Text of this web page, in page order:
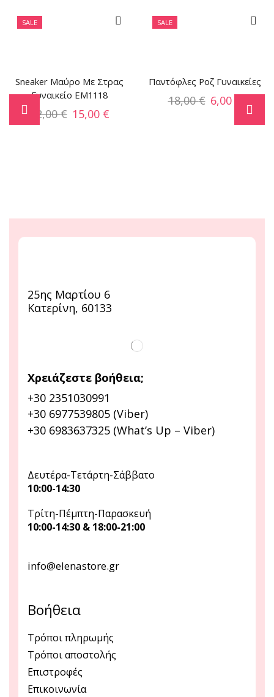
SALE
Sneaker Μαύρο Με Στρας
Γυναικείο EM1118
22,00€ 15,00 €
SALE
Παντόφλες Ροζ Γυναικείες
18,00€ 6,00
25ης Μαρτίου 6
Κατερίνη, 60133
Χρειάζεστε βοήθεια;
+30 2351030991
+30 6977539805 (Viber)
+30 6983637325 (What’s Up – Viber)
Δευτέρα-Τετάρτη-Σάββατο
10:00-14:30
Τρίτη-Πέμπτη-Παρασκευή
10:00-14:30 & 18:00-21:00
info@elenastore.gr
Βοήθεια
Τρόποι πληρωμής
Τρόποι αποστολής
Επιστροφές
Επικοινωνία